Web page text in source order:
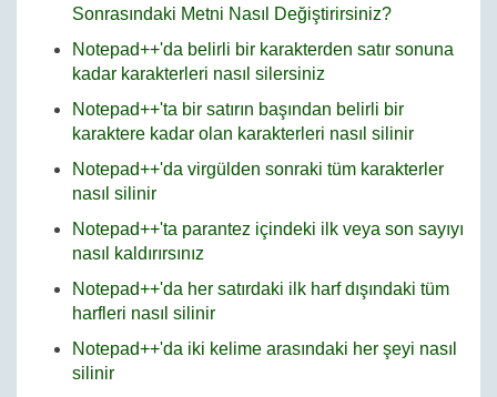
Sonrasındaki Metni Nasıl Değiştirirsiniz?
Notepad++'da belirli bir karakterden satır sonuna
kadar karakterleri nasıl silersiniz
Notepad++'ta bir satırın başından belirli bir
karaktere kadar olan karakterleri nasıl silinir
Notepad++'da virgülden sonraki tüm karakterler
nasıl silinir
Notepad++'ta parantez içindeki ilk veya son sayıyı
nasıl kaldırırsınız
Notepad++'da her satırdaki ilk harf dışındaki tüm
harfleri nasıl silinir
Notepad++'da iki kelime arasındaki her şeyi nasıl
silinir